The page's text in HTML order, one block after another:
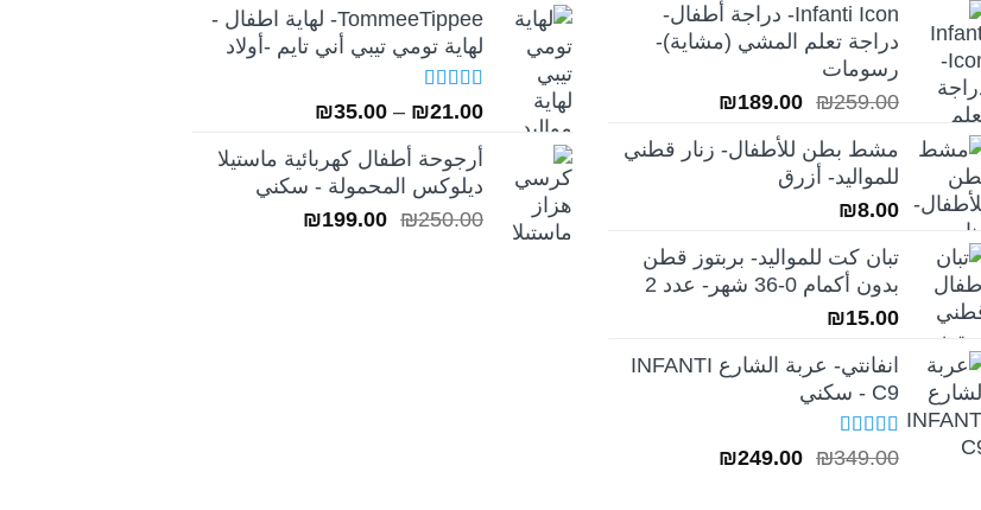
هو:
₪49.00.
هو:
₪39.00.
Infanti Icon- دراجة أطفال-
دراجة تعلم المشي (مشاية)-
رسومات
₪259.00
السعر
هو:
₪259.00.
₪189.00
السعر
هو:
مشط بطن للأطفال- زنار قطني
للمواليد- أزرق
₪8.00
تبان كت للمواليد- بربتوز قطن
بدون أكمام 0-36 شهر- عدد 2
₪15.00
انفانتي- عربة الشارع INFANTI
C9 - سكني
تم التقييم
5.00 من 5
₪349.00
السعر ₪249.00
السعر
هو:
₪349.00.
هو:
₪249.00.
TommeeTippee- لهاية اطفال -
لهاية تومي تيبي أني تايم -أولاد
تم التقييم
5.00من 5
₪21.00
–
₪35.00
من
خلال
أرجوحة أطفال كهربائية ماستيلا
ديلوكس المحمولة - سكني
₪250.00
السعر ₪199.00
السعر